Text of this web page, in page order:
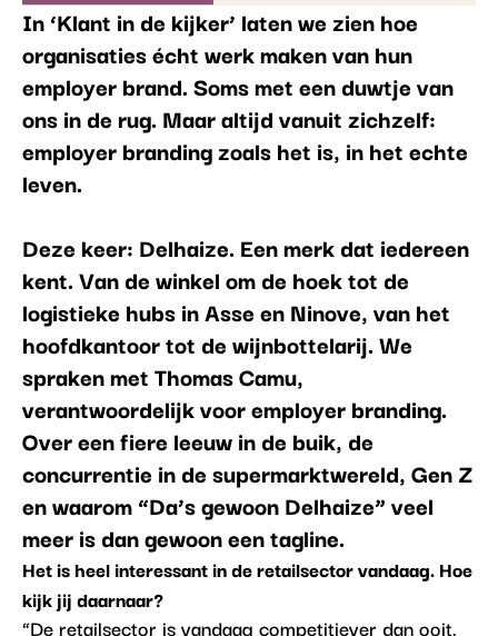
In ‘Klant in de kijker’ laten we zien hoe
organisaties écht werk maken van hun
employer brand. Soms met een duwtje van
ons in de rug. Maar altijd vanuit zichzelf:
employer branding zoals het is, in het echte
leven.
Deze keer: Delhaize. Een merk dat iedereen
kent. Van de winkel om de hoek tot de
logistieke hubs in Asse en Ninove, van het
hoofdkantoor tot de wijnbottelarij. We
spraken met Thomas Camu,
verantwoordelijk voor employer branding.
Over een fiere leeuw in de buik, de
concurrentie in de supermarktwereld, Gen Z
en waarom “Da’s gewoon Delhaize” veel
meer is dan gewoon een tagline.
Het is heel interessant in de retailsector vandaag. Hoe
kijk jij daarnaar?
“De retailsector is vandaag competitiever dan ooit.